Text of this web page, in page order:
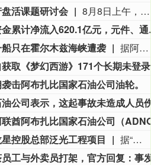
活课题研讨会
8月8日上午，全球财富管理论坛在京召开“地方国有存量资产盘活进展、难点与策略”课题研讨会，楼继伟出席会议并做总结发言。楼继伟在发言中表示，盘活国有资产既是近期的当务之急，也是一项长期性的战略任务。当前我国GDP平减指数阶段性承压走低，财政维持紧平衡格局的压力持续攀升；我国税收结构以间接税为主体，税收收入增速显著弱于名义GDP增速，财政内生增收动能受限。叠加土地财政收入大幅收缩，地方隐性债务化解、长期限国债常态化发行带来的利息支出刚性上涨，收支两端压力持续凸显。综合多重现实约束来看，国有存量资产盘活并非短期应急手段，而是一项需要常态化、长效化推进的重点工作。（全球财富管理论坛）
本周大盘主力
只在霍尔木兹海峡遭袭
据阿联酋通讯社8月8日报道，阿布扎比国家石油公司证实，该公司一艘船只当天凌晨在通过霍尔木兹海峡时遭导弹袭击。阿布扎比国家石油公司说，袭击未造成人员受伤，目前局面可控。该公司并未提供遭袭船只具体类型、导弹来源以及船只受损情况等更多细节。（新华社）
击阿布扎比国家石油公司油轮。
控股总部泛光工程项目
据“星光股份”公众号消息，近日，星光股份成功中标龙星控股总部泛光工程项目。